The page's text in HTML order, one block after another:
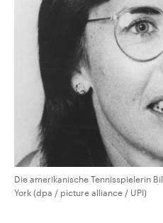
Die amerikanische Tennisspielerin
York (dpa / picture alliance / UPI)